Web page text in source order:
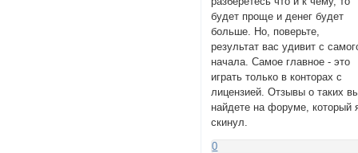
будет проще и денег будет
больше. Но, поверьте,
результат вас удивит с
начала. Самое главное - это
играть только в конторах с
лицензией. Отзывы о таких
найдете на форуме, который
скинул.
0